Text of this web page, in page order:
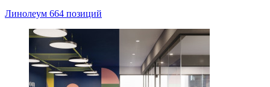
Линолеум 664 позиций